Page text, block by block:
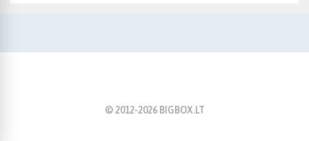
© 2012-2026BIGBOX.LT